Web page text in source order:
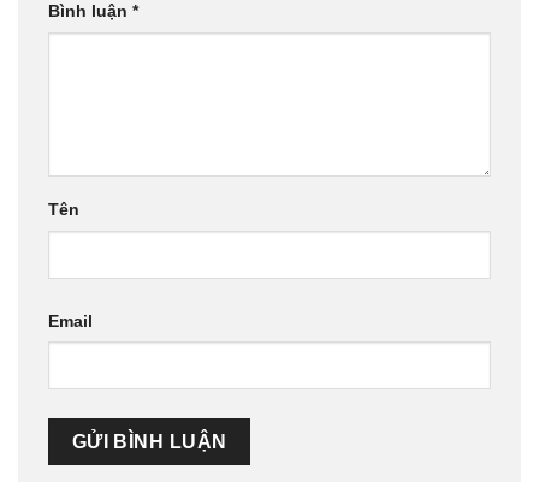
Bình luận *
Tên
Email